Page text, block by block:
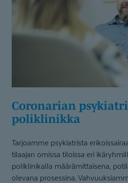
Coronarian psykiatrinen
poliklinikka
Tarjoamme psykiatrista
tilaajan omissa tiloissa eri
poliklinikalla määrämittaisena,
olevana prosessina.